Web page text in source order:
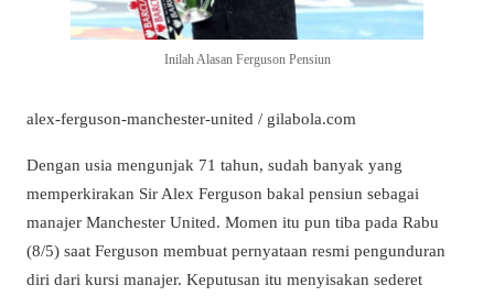
Inilah Alasan Ferguson Pensiun
alex-ferguson-manchester-united / gilabola.com
Dengan usia mengunjak 71 tahun, sudah banyak yang
memperkirakan Sir Alex Ferguson bakal pensiun sebagai
manajer Manchester United. Momen itu pun tiba pada Rabu
(8/5) saat Ferguson membuat pernyataan resmi pengunduran
diri dari kursi manajer. Keputusan itu menyisakan sederet